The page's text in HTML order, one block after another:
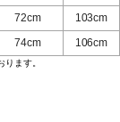
72cm
103cm
74cm 106cm
ます。